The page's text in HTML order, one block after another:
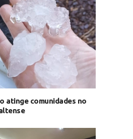
atinge comunidades no